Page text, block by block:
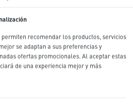
de litio Intense
Botón de litio Intense 2032 están
permiten recomendar los productos, servicios
se adaptan a sus preferencias y
ofertas promocionales. Al aceptar estas
de una experiencia mejor y más